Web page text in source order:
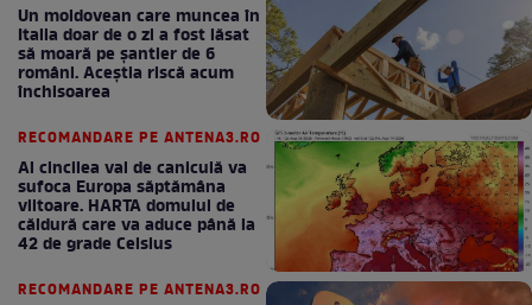
Un moldovean care muncea în
Italia doar de o zi a fost lăsat
să moară pe şantier de 6
români. Aceștia riscă acum
închisoarea
RECOMANDARE PE ANTENA3.RO
Al cincilea val de caniculă va
sufoca Europa săptămâna
viitoare. HARTA domului de
căldură care va aduce până la
42 de grade Celsius
RECOMANDARE PE ANTENA3.RO